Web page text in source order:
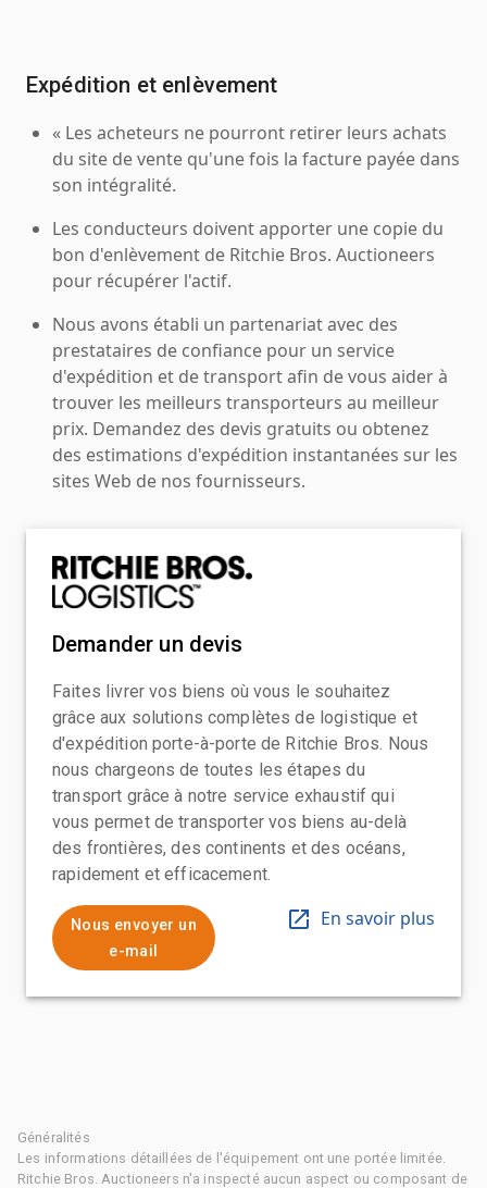
Expédition et enlèvement
« Les acheteurs ne pourront retirer leurs achats
du site de vente qu'une fois la facture payée dans
son intégralité.
Les conducteurs doivent apporter une copie du
bon d'enlèvement de Ritchie Bros. Auctioneers
pour récupérer l'actif.
Nous avons établi un partenariat avec des
prestataires de confiance pour un service
d'expédition et de transport afin de vous aider à
trouver les meilleurs transporteurs au meilleur
prix. Demandez des devis gratuits ou obtenez
des estimations d'expédition instantanées sur les
sites Web de nos fournisseurs.
Demander un devis
Faites livrer vos biens où vous le souhaitez
grâce aux solutions complètes de logistique et
d'expédition porte-à-porte de Ritchie Bros. Nous
nous chargeons de toutes les étapes du
transport grâce à notre service exhaustif qui
vous permet de transporter vos biens au-delà
des frontières, des continents et des océans,
rapidement et efficacement.
Nous envoyer un
e-mail
En savoir plus
Généralités
Les informations détaillées de l'équipement ont une portée limitée.
Ritchie Bros. Auctioneers n'a inspecté aucun aspect ou composant de